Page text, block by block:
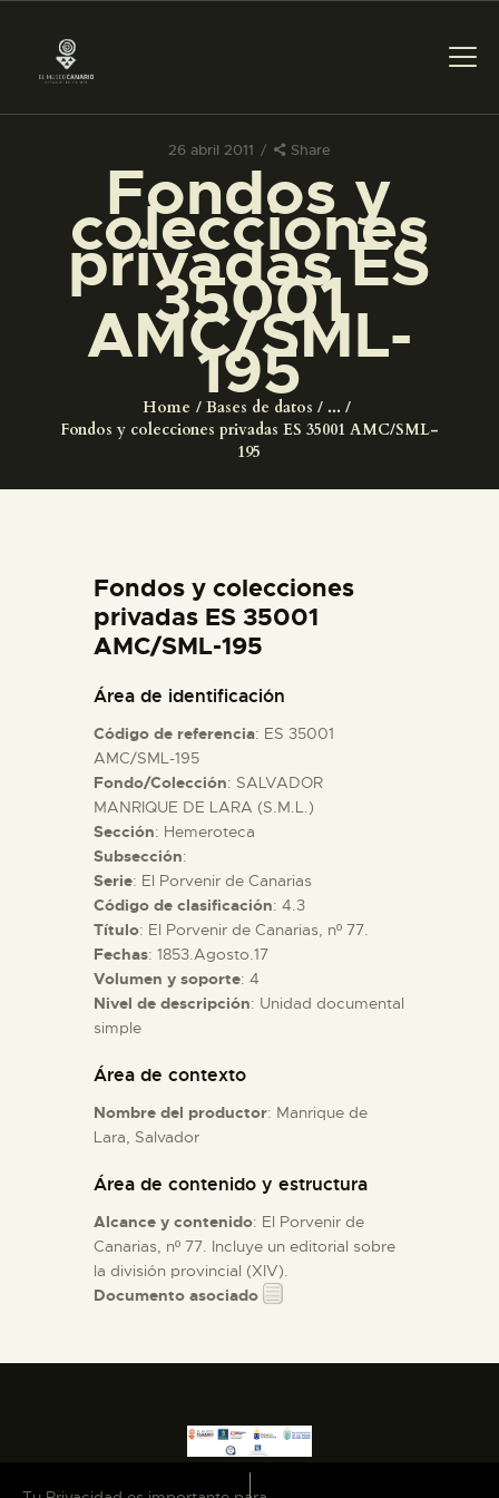
26 abril 2011 Share
Fondos y
colecciones
privadas ES
35001
AMC/SML-
195
Home Bases de datos
...
Fondos y colecciones privadas ES 35001 AMC/SML-
195
PREPARAR LA VISITA
ACTIVIDADES
█
EL MUSEO
COLECCIONES
ESPAÑOL
PREPARAR LA VISITA
█
EL MUSEO
COLECCIONES
DIDÁCTICA
Fondos y colecciones
privadas ES 35001
AMC/SML-195
Área de identificación
Código de referencia: ES 35001
AMC/SML-195
Fondo/Colección: SALVADOR
MANRIQUE DE LARA (S.M.L.)
Sección: Hemeroteca
Subsección:
Serie: El Porvenir de Canarias
Código de clasificación: 4.3
Título: El Porvenir de Canarias, nº 77.
Fechas: 1853.Agosto.17
Volumen y soporte: 4
Nivel de descripción: Unidad documental
simple
Área de contexto
Nombre del productor: Manrique de
Lara, Salvador
Área de contenido y estructura
Alcance y contenido: El Porvenir de
Canarias, nº 77. Incluye un editorial sobre
la división provincial (XIV).
Documento asociado